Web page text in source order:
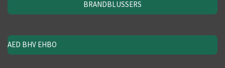
BRANDBLUSSERS
AED BHV EHBO